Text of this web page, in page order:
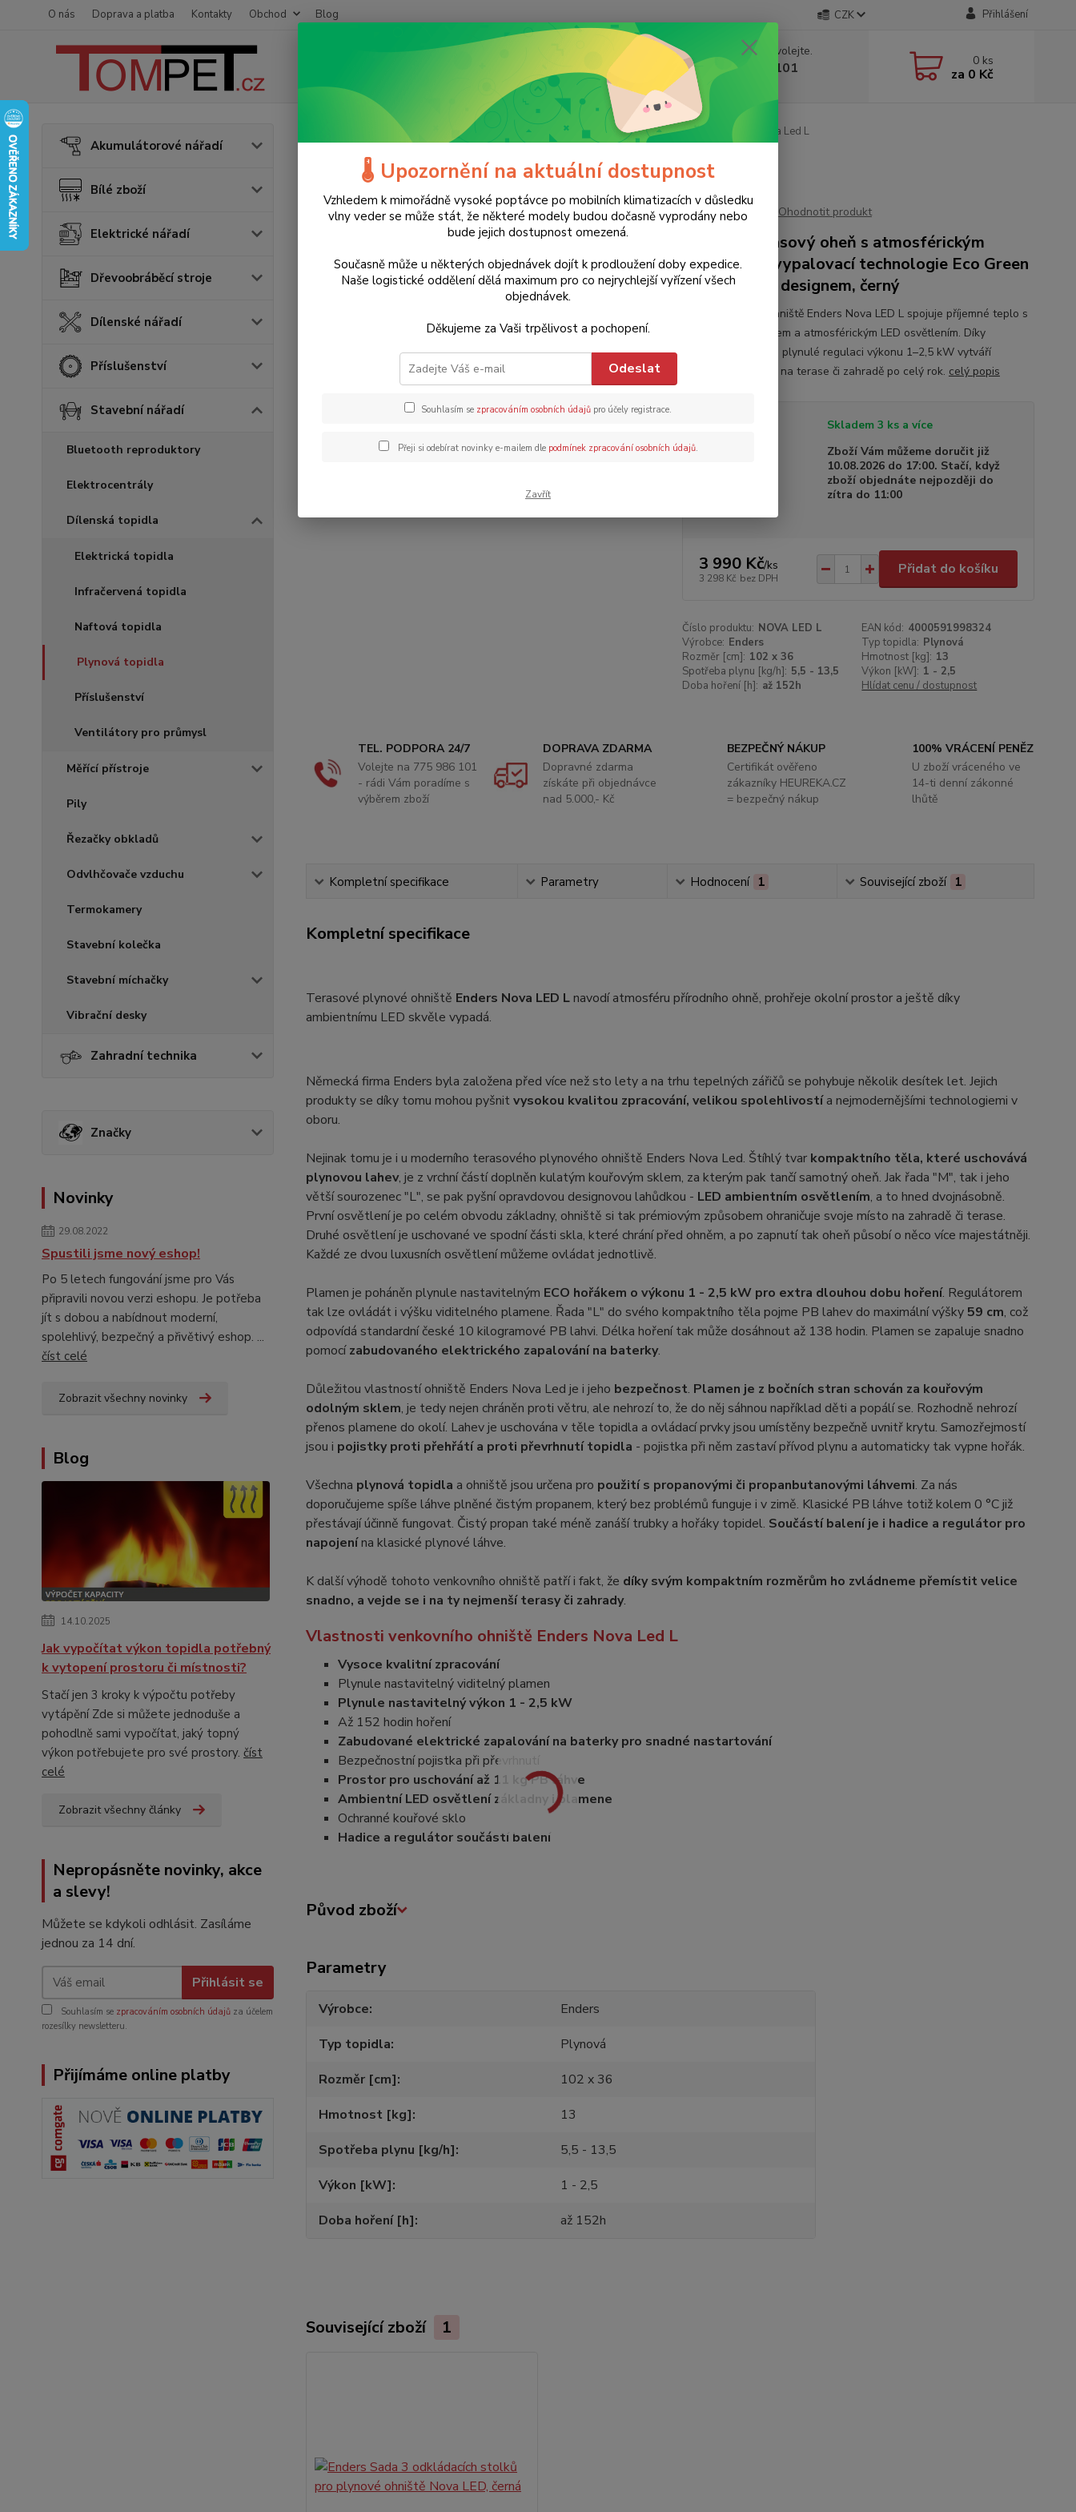
O nás Doprava a platba Kontakty Obchod Blog CZK Přihlášení
Nevíte si rady? Zavolejte.
+420 775 986 101
(Po-Ne, 8-20 hod.)
0 ks
za 0 Kč
Akumulátorové nářadí
Bílé zboží
Elektrické nářadí
Dřevoobráběcí stroje
Dílenské nářadí
Příslušenství
Stavební nářadí
Bluetooth reproduktory
Elektrocentrály
Dílenská topidla
Elektrická topidla
Infračervená topidla
Naftová topidla
Plynová topidla
Příslušenství
Ventilátory pro průmysl
Měřící přístroje
Pily
Řezačky obkladů
Odvlhčovače vzduchu
Termokamery
Stavební kolečka
Stavební míchačky
Vibrační desky
Zahradní technika
Značky
Novinky
29.08.2022
Spustili jsme nový eshop!
Po 5 letech fungování jsme pro Vás
připravili novou verzi eshopu. Je potřeba
jít s dobou a nabídnout moderní,
spolehlivý, bezpečný a přivětivý eshop. ...
číst celé
Zobrazit všechny novinky
Blog
14.10.2025
Jak vypočítat výkon topidla potřebný
k vytopení prostoru či místnosti?
Stačí jen 3 kroky k výpočtu potřeby
vytápění Zde si můžete jednoduše a
pohodlně sami vypočítat, jaký topný
výkon potřebujete pro své prostory. číst
celé
Zobrazit všechny články
Nepropásněte novinky, akce
a slevy!
Můžete se kdykoli odhlásit. Zasíláme
jednou za 14 dní.
Přihlásit se
Souhlasím se zpracováním osobních údajů za účelem
rozesílky newsletteru.
Přijímáme online platby
Stavební nářadí Dílenská topidla Plynová topidla Plynové ohniště Enders Nova Led L
Plynové ohniště Enders Nova Led L
Novinka Akce Doprava ZDARMA 6 590 Kč
- 39 %
Ohodnotit produkt
Plynový terasový oheň s atmosférickým
osvětlením, vypalovací technologie Eco Green
a vynikajícím designem, černý
Stylové plynové ohniště Enders Nova LED L spojuje příjemné teplo s
elegantním designem a atmosférickým LED osvětlením. Díky
skleněnému válci a plynulé regulaci výkonu 1–2,5 kW vytváří
dokonalou pohodu na terase či zahradě po celý rok. celý popis
Skladem 3 ks a více
Zboží Vám můžeme doručit již
10.08.2026 do 17:00. Stačí, když
zboží objednáte nejpozději do
zítra do 11:00
3 990 Kč/ks
3 298 Kč bez DPH
Přidat do košíku
Číslo produktu: NOVA LED L EAN kód: 4000591998324
Výrobce: Enders Typ topidla: Plynová
Rozměr [cm]: 102 x 36 Hmotnost [kg]: 13
Spotřeba plynu [kg/h]: 5,5 - 13,5 Výkon [kW]: 1 - 2,5
Doba hoření [h]: až 152h Hlídat cenu / dostupnost
TEL. PODPORA 24/7
Volejte na 775 986 101
- rádi Vám poradíme s
výběrem zboží
DOPRAVA ZDARMA
Dopravné zdarma
získáte při objednávce
nad 5.000,- Kč
BEZPEČNÝ NÁKUP
Certifikát ověřeno
zákazníky HEUREKA.CZ
= bezpečný nákup
100% VRÁCENÍ PENĚZ
U zboží vráceného ve
14-ti denní zákonné
lhůtě
Kompletní specifikace Parametry Hodnocení 1 Související zboží 1
Kompletní specifikace
Terasové plynové ohniště Enders Nova LED Lnavodí atmosféru přírodního ohně, prohřeje okolní prostor a ještě díky
ambientnímu LED skvěle vypadá.
Německá firma Enders byla založena před více než sto lety a na trhu tepelných zářičů se pohybuje několik desítek let. Jejich
produkty se díky tomu mohou pyšnitvysokou kvalitou zpracování, velikou spolehlivostía nejmodernějšími technologiemi v
oboru.
Nejinak tomu je i u moderního terasového plynového ohniště Enders Nova Led. Štíhlý tvar kompaktního těla, které uschovává
plynovou lahev, je z vrchní částí doplněn kulatým kouřovým sklem, za kterým pak tančí samotný oheň. Jak řada "M", tak i jeho
větší sourozenec "L", se pak pyšní opravdovou designovou lahůdkou - LED ambientním osvětlením, a to hned dvojnásobně.
První osvětlení je po celém obvodu základny, ohniště si tak prémiovým způsobem ohraničuje svoje místo na zahradě či terase.
Druhé osvětlení je uschované ve spodní části skla, které chrání před ohněm, a po zapnutí tak oheň působí o něco více majestátněji.
Každé ze dvou luxusních osvětlení můžeme ovládat jednotlivě.
Plamen je poháněn plynule nastavitelným ECO hořákem o výkonu 1 - 2,5 kW pro extra dlouhou dobu hoření. Regulátorem
tak lze ovládát i výšku viditelného plamene. Řada "L" do svého kompaktního těla pojme PB lahev do maximální výšky 59 cm, což
odpovídá standardní české 10 kilogramové PB lahvi. Délka hoření tak může dosáhnout až 138 hodin. Plamen se zapaluje snadno
pomocízabudovaného elektrického zapalování na baterky.
Důležitou vlastností ohniště Enders Nova Led je i jeho bezpečnost. Plamen je z bočních stran schován za kouřovým
odolným sklem, je tedy nejen chráněn proti větru, ale nehrozí to, že do něj sáhnou například děti a popálí se. Rozhodně nehrozí
přenos plamene do okolí. Lahev je uschována v těle topidla a ovládací prvky jsou umístěny bezpečně uvnitř krytu. Samozřejmostí
jsou i pojistky proti přehřátí a proti převrhnutí topidla - pojistka při něm zastaví přívod plynu a automaticky tak vypne hořák.
Všechna plynová topidla a ohniště jsou určena pro použití s propanovými či propanbutanovými láhvemi. Za nás
doporučujeme spíše láhve plněné čistým propanem, který bez problémů funguje i v zimě. Klasické PB láhve totiž kolem 0 °C již
přestávají účinně fungovat. Čistý propan také méně zanáší trubky a hořáky topidel. Součástí balení je i hadice a regulátor pro
napojenína klasické plynové láhve.
K další výhodě tohoto venkovního ohniště patří i fakt, že díky svým kompaktním rozměrům ho zvládneme přemístit velice
snadno, a vejde se i na ty nejmenší terasy či zahrady.
Vlastnosti venkovního ohniště Enders Nova Led L
Vysoce kvalitní zpracování
Plynule nastavitelný viditelný plamen
Plynule nastavitelný výkon 1 - 2,5 kW
Až 152 hodin hoření
Zabudované elektrické zapalování na baterky pro snadné nastartování
Bezpečnostní pojistka při převrhnutí
Prostor pro uschování až 11 kg PB láhve
Ambientní LED osvětlení základny i plamene
Ochranné kouřové sklo
Hadice a regulátor součástí balení
Původ zboží
Parametry
Výrobce
Enders
Typ topidla
Plynová
Rozměr [cm]
102 x 36
Hmotnost [kg]
13
Spotřeba plynu [kg/h]
5,5 - 13,5
Výkon [kW]
1 - 2,5
Doba hoření [h]
až 152h
Související zboží 1
🌡️ Upozornění na aktuální dostupnost
Vzhledem k mimořádně vysoké poptávce po mobilních klimatizacích v důsledku
vlny veder se může stát, že některé modely budou dočasně vyprodány nebo
bude jejich dostupnost omezená.
Současně může u některých objednávek dojít k prodloužení doby expedice.
Naše logistické oddělení dělá maximum pro co nejrychlejší vyřízení všech
objednávek.
Děkujeme za Vaši trpělivost a pochopení.
Odeslat
Souhlasím se zpracováním osobních údajů pro účely registrace.
Přeji si odebírat novinky e-mailem dle podmínek zpracování osobních údajů.
Zavřít